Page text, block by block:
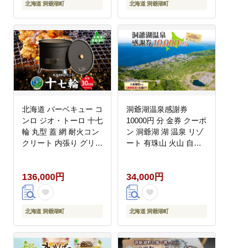
北海道 洞爺湖町 北海道 洞爺湖町
北海道 バーベキュー コ
ンロ ジオ・トーロ 十七
輪 丸型 蓋 網 耐火コン
クリート 内張り グリル
送料無料 アウトドアグ
ッズ BBQコンロ
136,000円
北海道 洞爺湖町
洞爺湖温泉感謝券
10000円 分 金券 クーポ
ン 洞爺湖 湖 温泉 リゾ
ート 有珠山 火山 自然
海道 ふるさと納税 絶景
旅 体験
34,000円
北海道 洞爺湖町